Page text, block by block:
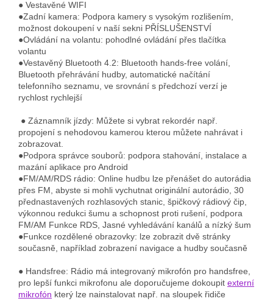
● Vestavěné WIFI
●Zadní kamera: Podpora kamery s vysokým rozlišením,
možnost dokoupení v naší sekni PŘÍSLUŠENSTVÍ
●Ovládání na volantu: pohodlné ovládání přes tlačítka
volantu
●Vestavěný Bluetooth 4.2: Bluetooth hands-free volání,
Bluetooth přehrávání hudby, automatické načítání
telefonního seznamu, ve srovnání s předchozí verzí je
rychlost rychlejší
● Záznamník jízdy: Můžete si vybrat rekordér např.
propojení s nehodovou kamerou kterou můžete nahrávat i
zobrazovat.
●Podpora správce souborů: podpora stahování, instalace a
mazání aplikace pro Android
●FM/AM/RDS rádio: Online hudbu lze přenášet do autorádia
přes FM, abyste si mohli vychutnat originální autorádio, 30
přednastavených rozhlasových stanic, špičkový rádiový čip,
výkonnou redukci šumu a schopnost proti rušení, podpora
FM/AM Funkce RDS, Jasné vyhledávání kanálů a nízký šum
●Funkce rozdělené obrazovky: lze zobrazit dvě stránky
současně, například zobrazení navigace a hudby současně
● Handsfree: Rádio má integrovaný mikrofón pro handsfree,
pro lepší funkci mikrofonu ale doporučujeme dokoupit externí
mikrofón který lze nainstalovat např. na sloupek řidiče